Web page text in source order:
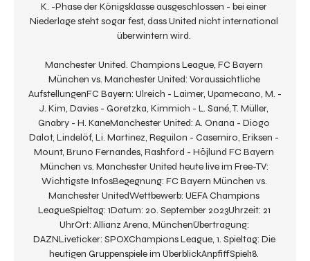
K. -Phase der Königsklasse ausgeschlossen - bei einer
Niederlage steht sogar fest, dass United nicht international
überwintern wird.
Manchester United. Champions League, FC Bayern
München vs. Manchester United: Voraussichtliche
AufstellungenFC Bayern: Ulreich - Laimer, Upamecano, M. -
J. Kim, Davies - Goretzka, Kimmich - L. Sané, T. Müller,
Gnabry - H. KaneManchester United: A. Onana - Diogo
Dalot, Lindelöf, Li. Martinez, Reguilon - Casemiro, Eriksen -
Mount, Bruno Fernandes, Rashford - Höjlund FC Bayern
München vs. Manchester United heute live im Free-TV:
Wichtigste InfosBegegnung: FC Bayern München vs.
Manchester UnitedWettbewerb: UEFA Champions
LeagueSpieltag: 1Datum: 20. September 2023Uhrzeit: 21
UhrOrt: Allianz Arena, MünchenÜbertragung:
DAZNLiveticker: SPOXChampions League, 1. Spieltag: Die
heutigen Gruppenspiele im ÜberblickAnpfiffSpiel18.